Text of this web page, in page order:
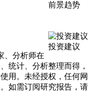
前景趋势
投资建议
、分析师在
统计、分析整理而得，
用。未经授权，任何网
如需订阅研究报告，请